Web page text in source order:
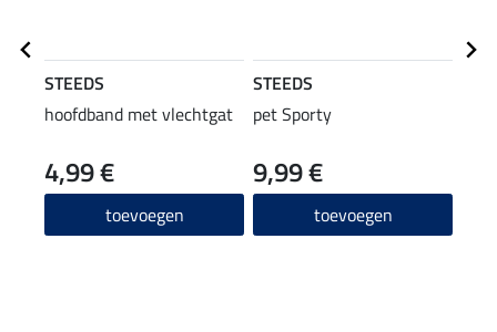
STEEDS
hoofdband met vlechtgat
4,99 €
toevoegen
STEEDS
pet Sporty
9,99 €
toevoegen